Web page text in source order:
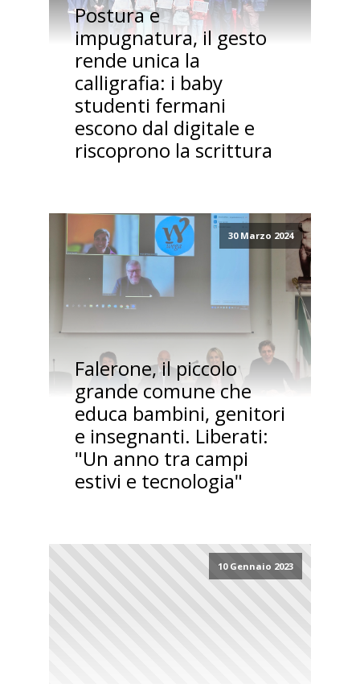
Postura e
impugnatura, il gesto
rende unica la
calligrafia: i baby
studenti fermani
escono dal digitale e
riscoprono la scrittura
30 Marzo 2024
Falerone, il piccolo
grande comune che
educa bambini, genitori
e insegnanti. Liberati:
"Un anno tra campi
estivi e tecnologia"
10 Gennaio 2023